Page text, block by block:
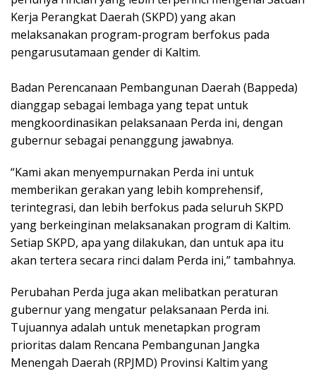
Kerja Perangkat Daerah (SKPD) yang akan
melaksanakan program-program berfokus pada
pengarusutamaan gender di Kaltim.
Badan Perencanaan Pembangunan Daerah (Bappeda)
dianggap sebagai lembaga yang tepat untuk
mengkoordinasikan pelaksanaan Perda ini, dengan
gubernur sebagai penanggung jawabnya.
“Kami akan menyempurnakan Perda ini untuk
memberikan gerakan yang lebih komprehensif,
terintegrasi, dan lebih berfokus pada seluruh SKPD
yang berkeinginan melaksanakan program di Kaltim.
Setiap SKPD, apa yang dilakukan, dan untuk apa itu
akan tertera secara rinci dalam Perda ini,” tambahnya.
Perubahan Perda juga akan melibatkan peraturan
gubernur yang mengatur pelaksanaan Perda ini.
Tujuannya adalah untuk menetapkan program
prioritas dalam Rencana Pembangunan Jangka
Menengah Daerah (RPJMD) Provinsi Kaltim yang